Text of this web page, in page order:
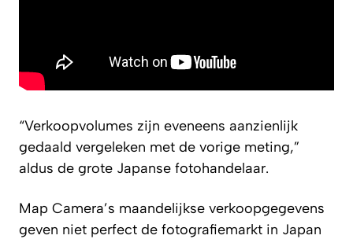
“Verkoopvolumes zijn eveneens aanzienlijk
gedaald vergeleken met de vorige meting,”
aldus de grote Japanse fotohandelaar.
Map Camera’s maandelijkse verkoopgegevens
geven niet perfect de fotografiemarkt in Japan